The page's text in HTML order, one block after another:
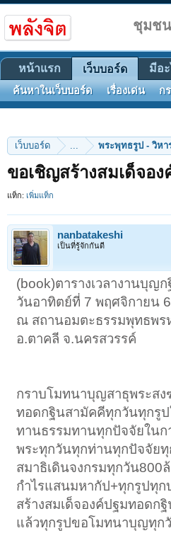
เว็บบอร์ด ... พระพุทธรูป - วิหา
ขอเชิญสร้างสมเด็จอ
แท็ก: เพิ่มแท็ก
nanbatakeshi
เป็นที่รู้จักกันดี
(book)ตารางเวลางานบุญ
วันอาทิตย์ที่ 7 พฤศจิกายน
ณ สถานอมตะธรรมพุทธพ
อ.ตาคลี จ.นครสวรรค์
กราบโมทนาบุญสาธุพระส
ทอดกฐินสามัคคีทุกวันทุกรู
ทานธรรมทานทุกปัจจัยใน
พระทุกวันทุกท่านทุกปัจจัย
สมาธิเดินจงกรมทุกวัน800
กำไรแสนมหากัป+ทุกรูปทุ
สร้างสมเด็จองค์ปฐมทอด
แล้วทุกรูปขอโมทนาบุญทุก
ชุมช
หน้าแรก เว็บบอร์ด
ค้นหาในเว็บบอร์ด เรื่องเด่น ก
มีอ